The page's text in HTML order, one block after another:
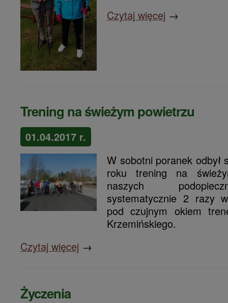
Czytaj więcej →
Trening na świeżym powietrzu
01.04.2017 r.
W sobotni poranek odbył
roku trening na
naszych
systematycznie 2 razy
pod czujnym okiem
Krzemińskiego.
Czytaj więcej →
Życzenia